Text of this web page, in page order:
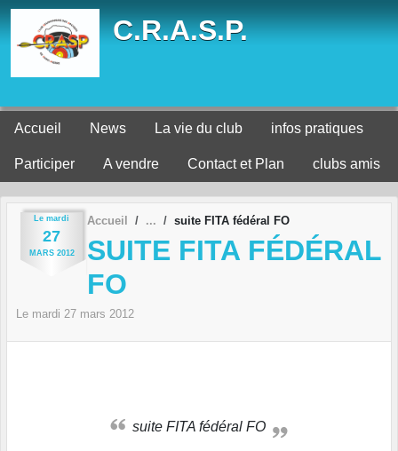
C.R.A.S.P.
Accueil News La vie du club infos pratiques
Participer A vendre Contact et Plan clubs amis
Le mardi
27
MARS 2012
Accueil suite FITA fédéral FO
SUITE FITA FÉDÉRAL
FO
Le mardi 27 mars 2012
suite FITA fédéral FO
Panneau de gestion des cookies